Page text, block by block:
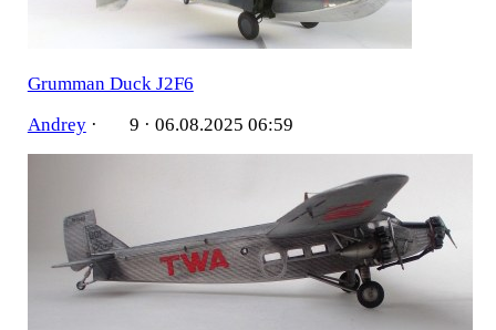
Grumman Duck J2F6
Andrey· 9 · 06.08.2025 06:59